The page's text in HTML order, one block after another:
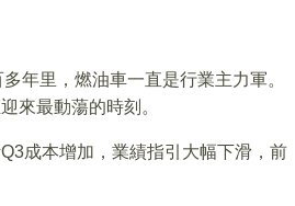
年里，燃油車一直是行業主力軍。
來最動蕩的時刻。
成本增加，業績指引大幅下滑，前